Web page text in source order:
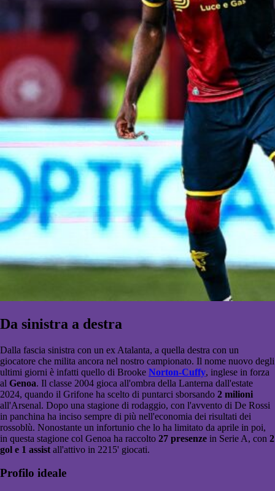
Da sinistra a destra
Dalla fascia sinistra con un ex Atalanta, a quella destra con un
giocatore che milita ancora nel nostro campionato. Il nome nuovo degli
ultimi giorni è infatti quello di Brooke Norton-Cuffy, inglese in forza
al Genoa. Il classe 2004 gioca all'ombra della Lanterna dall'estate
2024, quando il Grifone ha scelto di puntarci sborsando 2 milioni
all'Arsenal. Dopo una stagione di rodaggio, con l'avvento di De Rossi
in panchina ha inciso sempre di più nell'economia dei risultati dei
rossoblù. Nonostante un infortunio che lo ha limitato da aprile in poi,
in questa stagione col Genoa ha raccolto 27 presenze in Serie A, con 2
gol e 1 assist all'attivo in 2215' giocati.
Profilo ideale